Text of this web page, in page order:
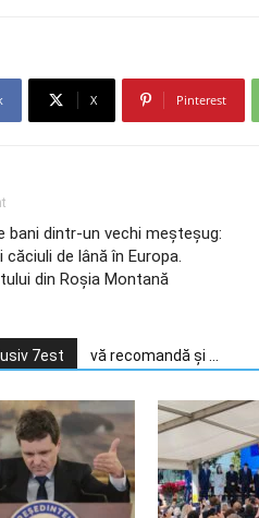
X Pinterest
bani dintr-un vechi meşteşug:
căciuli de lână în Europa.
din Roşia Montană
7est vă recomandă și ...